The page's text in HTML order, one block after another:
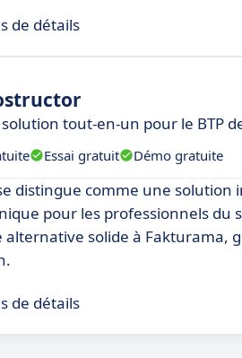
de détails
tout-en-un pour le BTP
Essai gratuit Démo gratuite
distingue comme une
pour les professionnels du
solide à Fakturama,
de détails